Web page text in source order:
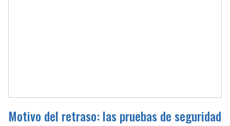
Motivo del retraso: las pruebas de seguridad